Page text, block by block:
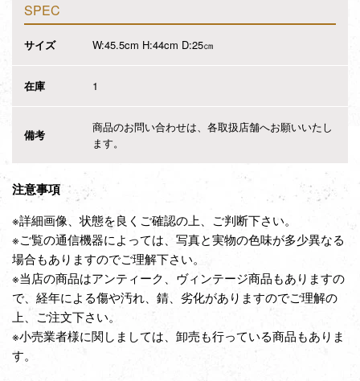
SPEC
サイズ W:45.5cm H:44cm D:25㎝
在庫 1
備考
商品のお問い合わせは、各取扱店舗へお願いいたし
ます。
注意事項
※詳細画像、状態を良くご確認の上、ご判断下さい。
※ご覧の通信機器によっては、写真と実物の色味が多少異なる
場合もありますのでご理解下さい。
※当店の商品はアンティーク、ヴィンテージ商品もありますの
で、経年による傷や汚れ、錆、劣化がありますのでご理解の
上、ご注文下さい。
※小売業者様に関しましては、卸売も行っている商品もありま
す。